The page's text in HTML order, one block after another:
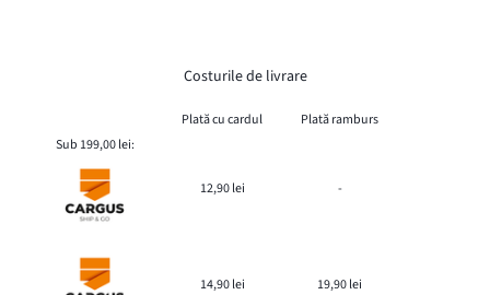
Costurile de livrare
Plată cu cardul
Plată ramburs
Sub 199,00 lei:
12,90 lei -
14,90 lei 19,90 lei